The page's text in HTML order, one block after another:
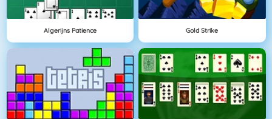
Algerijns Patience Gold Strike